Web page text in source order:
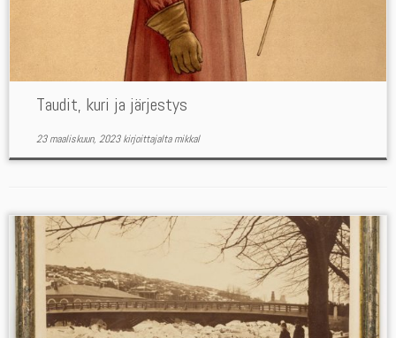
Taudit, kuri ja järjestys
23 maaliskuun, 2023 kirjoittajaltamikkal